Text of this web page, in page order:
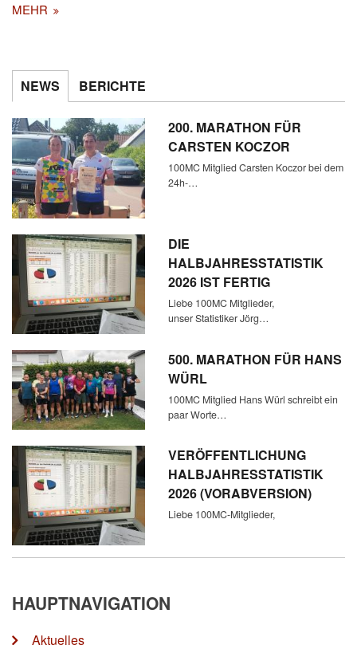
MEHR
NEWS BERICHTE
200. MARATHON FÜR
CARSTEN KOCZOR
100MC Mitglied Carsten Koczor bei dem
24h-…
DIE
HALBJAHRESSTATISTIK
2026 IST FERTIG
Liebe 100MC Mitglieder,
unser Statistiker Jörg…
500. MARATHON FÜR HANS
WÜRL
100MC Mitglied Hans Würl schreibt ein
paar Worte…
VERÖFFENTLICHUNG
HALBJAHRESSTATISTIK
2026 (VORABVERSION)
Liebe 100MC-Mitglieder,
HAUPTNAVIGATION
Aktuelles